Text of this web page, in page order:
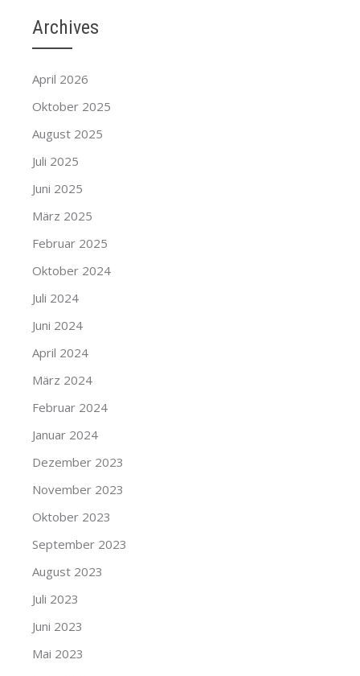
Archives
April 2026
Oktober 2025
August 2025
Juli 2025
Juni 2025
März 2025
Februar 2025
Oktober 2024
Juli 2024
Juni 2024
April 2024
März 2024
Februar 2024
Januar 2024
Dezember 2023
November 2023
Oktober 2023
September 2023
August 2023
Juli 2023
Juni 2023
Mai 2023